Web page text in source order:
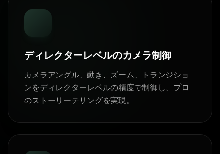
ディレクターレベルのカメラ制御
カメラアングル、動き、ズーム、トランジショ
ンをディレクターレベルの精度で制御し、プロ
のストーリーテリングを実現。